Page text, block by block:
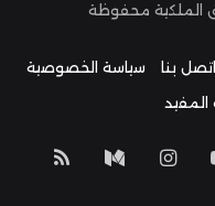
الملكية محفوظة
اتصل بنا
سياسة الخصوصية
‫YouTube
انستقراموسط